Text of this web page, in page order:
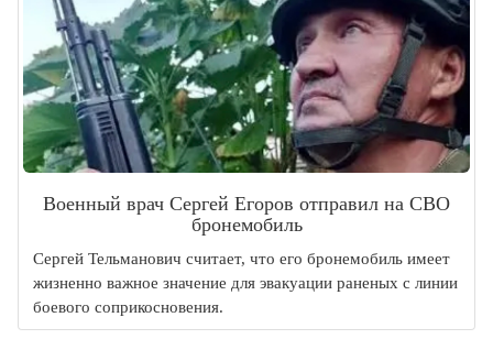
Военный врач Сергей Егоров отправил на СВО
бронемобиль
Сергей Тельманович считает, что его бронемобиль имеет
жизненно важное значение для эвакуации раненых с линии
боевого соприкосновения.